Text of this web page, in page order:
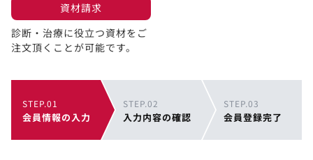
資材請求​
診断・治療に役立つ資材をご
注文頂くことが可能です。
STEP.01
会員情報の入力
STEP.02
入力内容の確認
STEP.03
会員登録完了